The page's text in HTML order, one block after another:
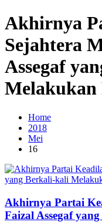
Akhirnya
Sejahtera
Assegaf
Home
2018
Mei
16
Akhirnya Partai
Faizal Assegaf